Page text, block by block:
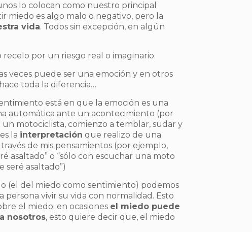
lo colocan como nuestro principal
miedo es algo malo o negativo, pero la
vida. Todos sin excepción, en algún
por un riesgo real o imaginario.
veces puede ser una emoción y en otros
toda la diferencia…
está en que la emoción es una
automática ante un acontecimiento (por
motociclista, comienzo a temblar, sudar y
la interpretación que realizo de una
de mis pensamientos (por ejemplo,
asaltado” o “sólo con escuchar una moto
asaltado”)
(el del miedo como sentimiento) podemos
vivir su vida con normalidad. Esto
el miedo: en ocasiones el miedo puede
nosotros, esto quiere decir que, el miedo